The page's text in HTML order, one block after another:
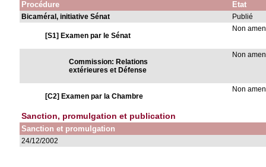
Procédure Etat
Bicaméral, initiative Sénat Publié
[S1] Examen par le Sénat
Non
Commission: Relations
extérieures et Défense
Non
[C2] Examen par la Chambre
Non
Sanction, promulgation et publication
Sanction et promulgation
24/12/2002